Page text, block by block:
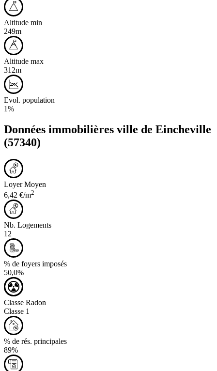
Altitude min
249m
Altitude max
312m
Evol. population
1%
Données immobilières ville de Eincheville
(57340)
Loyer Moyen
6,42 €/m2
Nb. Logements
12
% de foyers imposés
50,0%
Classe Radon
Classe 1
% de rés. principales
89%